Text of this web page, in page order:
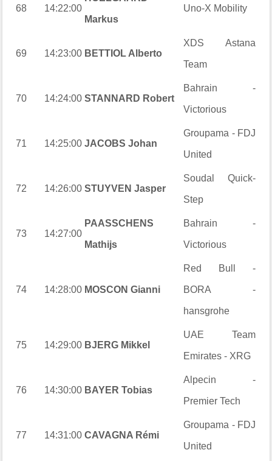
68 14:22:00
Markus
Uno-X Mobility
69 14:23:00 BETTIOL Alberto
XDS Astana
Team
70 14:24:00 STANNARD Robert
Bahrain -
Victorious
71 14:25:00 JACOBS Johan
Groupama - FDJ
United
72 14:26:00 STUYVEN Jasper
Soudal Quick-
Step
73 14:27:00
PAASSCHENS
Mathijs
Bahrain -
Victorious
74 14:28:00 MOSCON Gianni
Red Bull -
BORA -
hansgrohe
75 14:29:00 BJERG Mikkel
UAE Team
Emirates - XRG
76 14:30:00 BAYER Tobias
Alpecin -
Premier Tech
77 14:31:00 CAVAGNA Rémi
Groupama - FDJ
United